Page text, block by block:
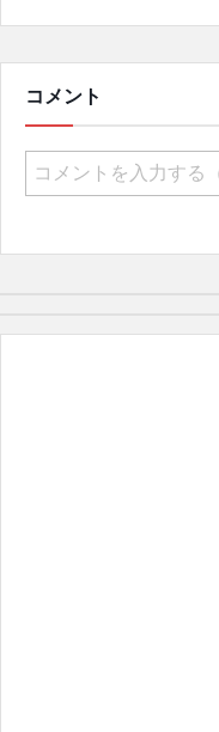
コメント